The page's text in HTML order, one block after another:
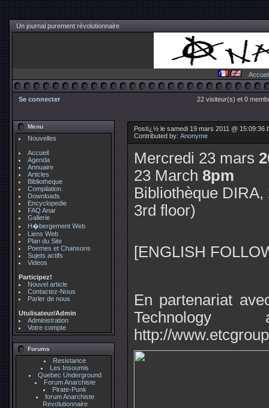
Un journal purement révolutionnaire
Accueil
Se connecter 22 visiteur(s) et 0
Menu
Nouvelles
Accueil
Agenda
Annuaire
Articles
Bibliotheque
Compilation
Downloads
Encyclopedie
FAQ Anar
Gallerie
H�bergement Web
Liens Web
Plan du Site
Poemes et Chansons
Sujets actifs
Videos
Participez!
Nouvel article
Contactez-Nous
Parler de nous
Utulisateur/Admin
Administration
Votre compte
Forums
Resistance
Les Insoumis
Quebec Underground
Forum Anarchiste
Pirate-Punk
forum Anarchiste
Revolutionnaire
Postï¿½ le samedi 19 mars 2011 @ 15:09:36
Contributed by: Anonyme
Mercredi 23 mars
23 March 8pm
Bibliothèque
3rd floor)
[ENGLISH
En partenariat
http://